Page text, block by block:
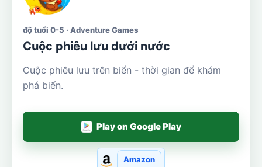
độ tuổi 0-5 · Adventure Games
Cuộc phiêu lưu dưới nước
Cuộc phiêu lưu trên biển - thời gian để khám
phá biển.
Play on Google Play
Amazon